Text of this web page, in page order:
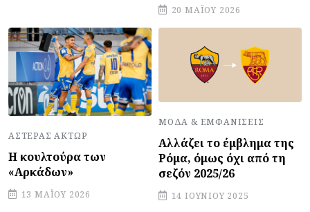
20 ΜΑΪ́ΟΥ 2026
ΑΣΤΈΡΑΣ ΆΚΤΩΡ
Η κουλτούρα των
«Αρκάδων»
13 ΜΑΪ́ΟΥ 2026
ΜΌΔΑ & ΕΜΦΑΝΊΣΕΙΣ
Αλλάζει το έμβλημα της
Ρόμα, όμως όχι από τη
σεζόν 2025/26
14 ΙΟΥΝΊΟΥ 2025